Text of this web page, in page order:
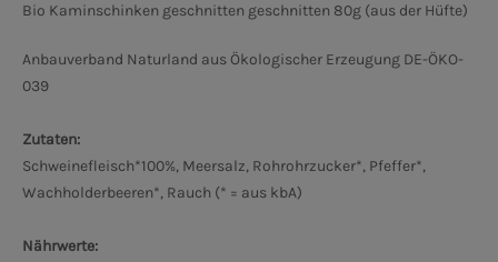
Bio Kaminschinken geschnitten geschnitten 80g (aus der Hüfte)
Anbauverband Naturland aus Ökologischer Erzeugung DE-ÖKO-
039
Zutaten:
Schweinefleisch*100%, Meersalz, Rohrohrzucker*, Pfeffer*,
Wachholderbeeren*, Rauch (* = aus kbA)
Nährwerte: